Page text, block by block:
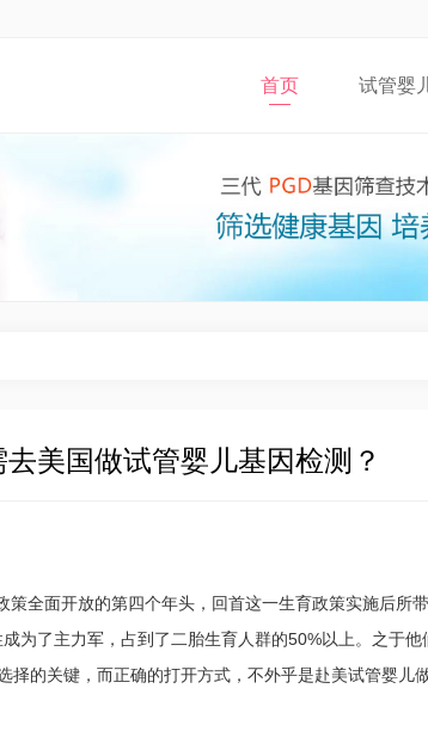
首页 试管婴
美国做试管婴儿基因检测？
全面开放的第四个年头，回首这一生育政策实施后所
为了主力军，占到了二胎生育人群的50%以上。之于
择的关键，而正确的打开方式，不外乎是赴美试管婴儿做